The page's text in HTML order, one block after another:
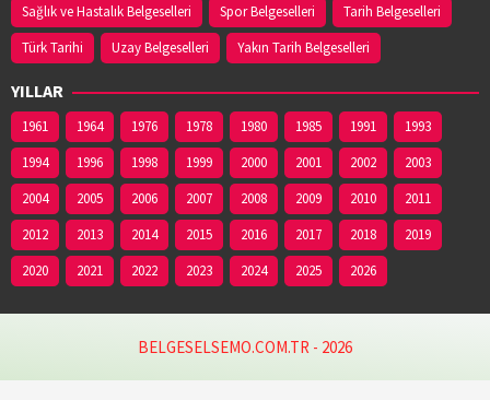
Sağlık ve Hastalık Belgeselleri
Spor Belgeselleri
Tarih Belgeselleri
Türk Tarihi
Uzay Belgeselleri Yakın Tarih Belgeselleri
YILLAR
1961 1964 1976 1978 1980 1985 1991
1993
1994
1996 1998 1999 2000 2001 2002
2003
2004
2005 2006 2007 2008 2009 2010
2011
2012
2013 2014 2015 2016 2017 2018
2019
2020
2021 2022 2023 2024 2025 2026
BELGESELSEMO.COM.TR - 2026